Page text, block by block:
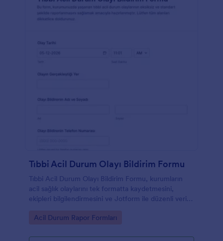
Tıbbi Acil Durum Olayı Bildirim Formu
Tıbbi Acil Durum Olayı Bildirim Formu, kurumların
acil sağlık olaylarını tek formatta kaydetmesini,
ekipleri bilgilendirmesini ve Jotform ile düzenli veri
Go to Category:
Acil Durum Rapor Formları